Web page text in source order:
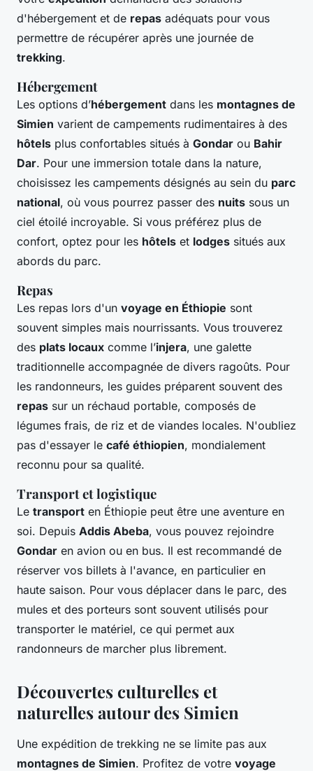
d'hébergement et de repas adéquats pour vous
permettre de récupérer après une journée de
trekking.
Hébergement
Les options d’hébergement dans les montagnes de
Simien varient de campements rudimentaires à des
hôtels plus confortables situés à Gondar ou Bahir
Dar. Pour une immersion totale dans la nature,
choisissez les campements désignés au sein du parc
national, où vous pourrez passer des nuits sous un
ciel étoilé incroyable. Si vous préférez plus de
confort, optez pour les hôtels et lodges situés aux
abords du parc.
Repas
Les repas lors d'un voyage en Éthiopie sont
souvent simples mais nourrissants. Vous trouverez
des plats locaux comme l’injera, une galette
traditionnelle accompagnée de divers ragoûts. Pour
les randonneurs, les guides préparent souvent des
repas sur un réchaud portable, composés de
légumes frais, de riz et de viandes locales. N'oubliez
pas d'essayer le café éthiopien, mondialement
reconnu pour sa qualité.
Transport et logistique
Le transport en Éthiopie peut être une aventure en
soi. Depuis Addis Abeba, vous pouvez rejoindre
Gondar en avion ou en bus. Il est recommandé de
réserver vos billets à l'avance, en particulier en
haute saison. Pour vous déplacer dans le parc, des
mules et des porteurs sont souvent utilisés pour
transporter le matériel, ce qui permet aux
randonneurs de marcher plus librement.
Découvertes culturelles et
naturelles autour des Simien
Une expédition de trekking ne se limite pas aux
montagnes de Simien. Profitez de votre voyage